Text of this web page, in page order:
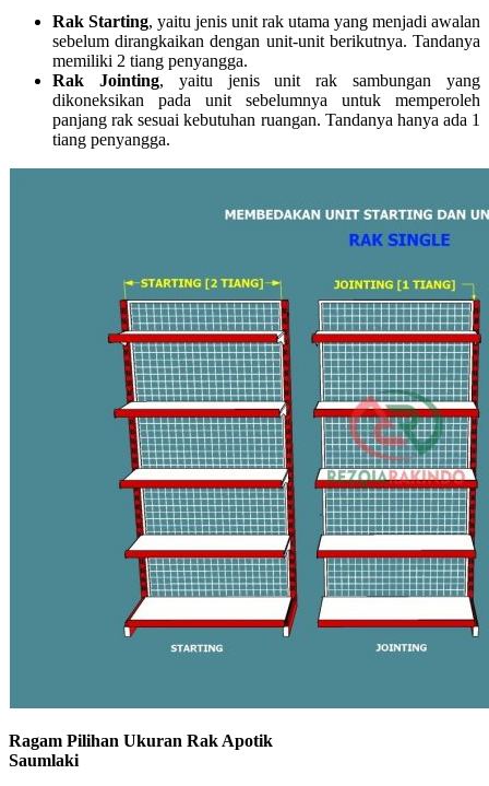
Rak Starting, yaitu jenis unit rak utama yang menjadi awalan
sebelum dirangkaikan dengan unit-unit berikutnya. Tandanya
memiliki 2 tiang penyangga.
Rak Jointing, yaitu jenis unit rak sambungan yang
dikoneksikan pada unit sebelumnya untuk memperoleh
panjang rak sesuai kebutuhan ruangan. Tandanya hanya ada 1
tiang penyangga.
Ragam Pilihan Ukuran Rak Apotik
Saumlaki